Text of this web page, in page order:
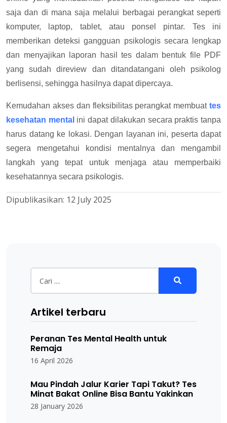
saja dan di mana saja melalui berbagai perangkat seperti
komputer, laptop, tablet, atau ponsel pintar. Tes ini
memberikan deteksi gangguan psikologis secara lengkap
dan menyajikan laporan hasil tes dalam bentuk file PDF
yang sudah direview dan ditandatangani oleh psikolog
berlisensi, sehingga hasilnya dapat dipercaya.
Kemudahan akses dan fleksibilitas perangkat membuat tes
kesehatan mental ini dapat dilakukan secara praktis tanpa
harus datang ke lokasi. Dengan layanan ini, peserta dapat
segera mengetahui kondisi mentalnya dan mengambil
langkah yang tepat untuk menjaga atau memperbaiki
kesehatannya secara psikologis.
Dipublikasikan: 12 July 2025
Artikel terbaru
Peranan Tes Mental Health untuk
Remaja
16 April 2026
Mau Pindah Jalur Karier Tapi Takut? Tes
Minat Bakat Online Bisa Bantu Yakinkan
28 January 2026